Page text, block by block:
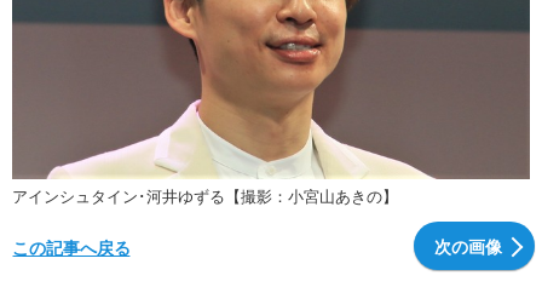
アインシュタイン･河井ゆずる【撮影：小宮山あきの】
次の画像
この記事へ戻る